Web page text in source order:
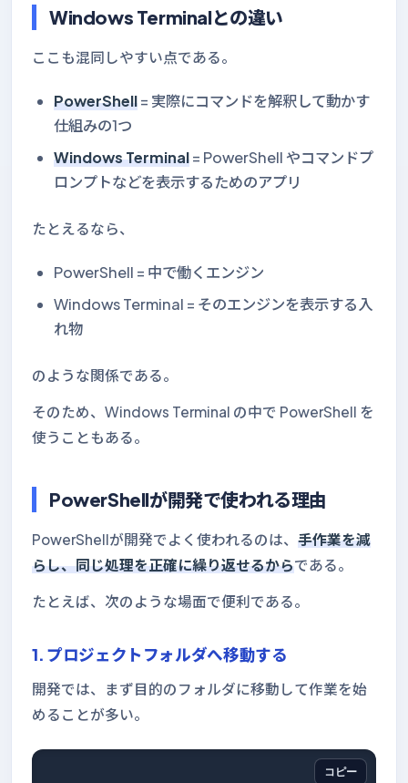
Windows Terminalとの違い
ここも混同しやすい点である。
PowerShell= 実際にコマンドを解釈して動かす
仕組みの1つ
Windows Terminal= PowerShell やコマンドプ
ロンプトなどを表示するためのアプリ
たとえるなら、
PowerShell = 中で働くエンジン
Windows Terminal = そのエンジンを表示する入
れ物
のような関係である。
そのため、Windows Terminal の中で PowerShell を
使うこともある。
PowerShellが開発で使われる理由
PowerShellが開発でよく使われるのは、 手作業を減
らし、同じ処理を正確に繰り返せるからである。
たとえば、次のような場面で便利である。
1. プロジェクトフォルダへ移動する
開発では、まず目的のフォルダに移動して作業を始
めることが多い。
コピー